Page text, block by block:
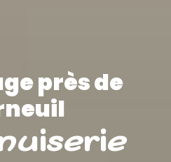
près de